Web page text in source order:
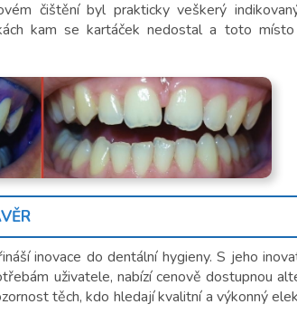
čištění byl prakticky veškerý
kam se kartáček nedostal a toto
inovace do dentální hygieny. S jeho
uživatele, nabízí cenově dostupnou
těch, kdo hledají kvalitní a výkonný